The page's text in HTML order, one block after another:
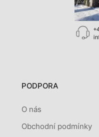
PODPORA
O nás
Obchodní podmínky